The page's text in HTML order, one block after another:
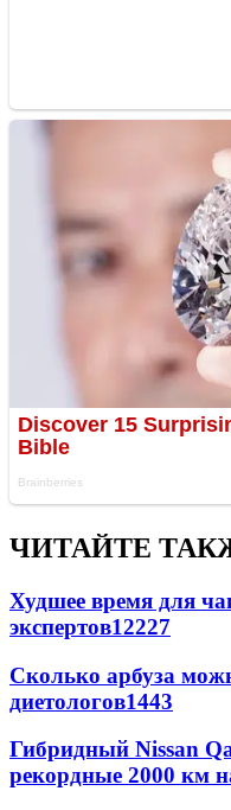
ЧИТАЙТЕ
Худшее время для
экспертов12227
Сколько арбуза
диетологов1443
Гибридный Nissan
рекордные 2000 км